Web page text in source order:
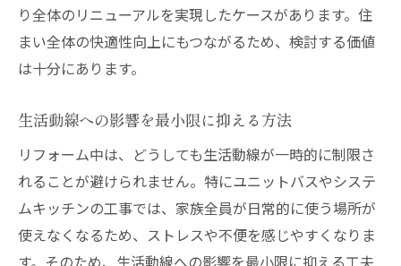
り全体のリニューアルを実現したケースがあります。住
まい全体の快適性向上にもつながるため、検討する価値
は十分にあります。
生活動線への影響を最小限に抑える方法
リフォーム中は、どうしても生活動線が一時的に制限さ
れることが避けられません。特にユニットバスやシステ
ムキッチンの工事では、家族全員が日常的に使う場所が
使えなくなるため、ストレスや不便を感じやすくなりま
す。そのため、生活動線への影響を最小限に抑える工夫